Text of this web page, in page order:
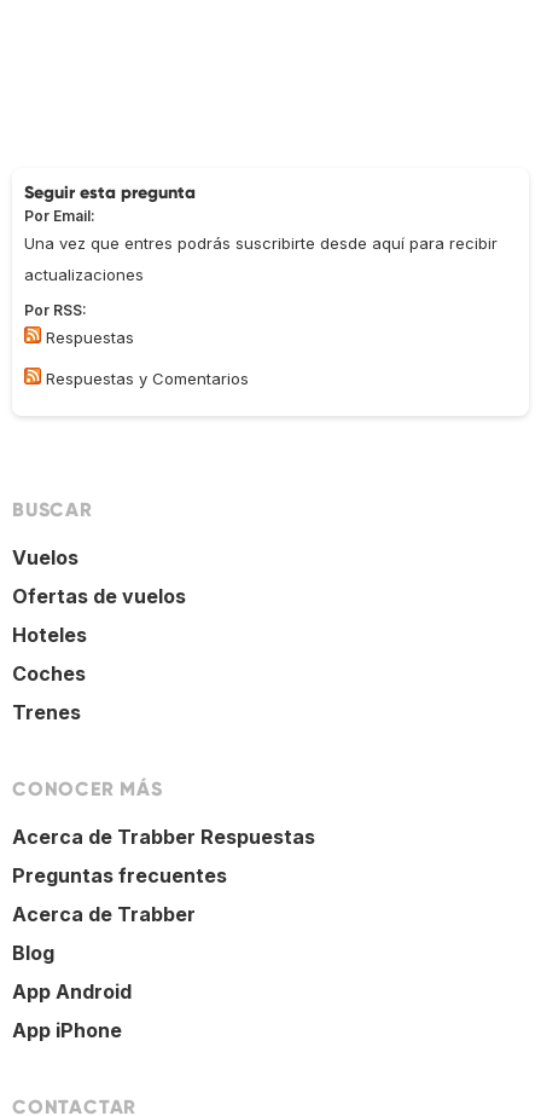
Seguir esta pregunta
Por Email:
Una vez que entres podrás suscribirte desde aquí para recibir
actualizaciones
Por RSS:
Respuestas
Respuestas y Comentarios
BUSCAR
Vuelos
Ofertas de vuelos
Hoteles
Coches
Trenes
CONOCER MÁS
Acerca de Trabber Respuestas
Preguntas frecuentes
Acerca de Trabber
Blog
App Android
App iPhone
CONTACTAR